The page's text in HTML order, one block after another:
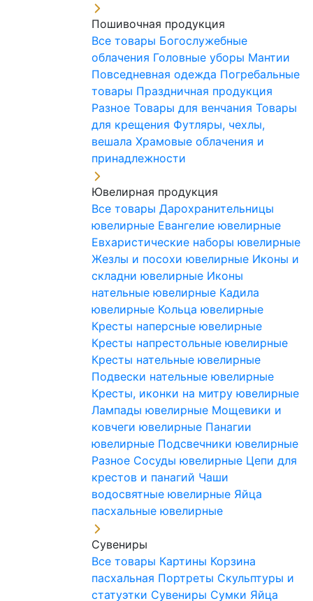
Пошивочная продукция
Все товары Богослужебные
облачения Головные уборы Мантии
Повседневная одежда Погребальные
товары Праздничная продукция
Разное Товары для венчания Товары
для крещения Футляры, чехлы,
вешала Храмовые облачения и
принадлежности
Ювелирная продукция
Все товары Дарохранительницы
ювелирные Евангелие ювелирные
Евхаристические наборы ювелирные
Жезлы и посохи ювелирные Иконы и
складни ювелирные Иконы
нательные ювелирные Кадила
ювелирные Кольца ювелирные
Кресты наперсные ювелирные
Кресты напрестольные ювелирные
Кресты нательные ювелирные
Подвески нательные ювелирные
Кресты, иконки на митру ювелирные
Лампады ювелирные Мощевики и
ковчеги ювелирные Панагии
ювелирные Подсвечники ювелирные
Разное Сосуды ювелирные Цепи для
крестов и панагий Чаши
водосвятные ювелирные Яйца
пасхальные ювелирные
Сувениры
Все товары Картины Корзина
пасхальная Портреты Скульптуры и
статуэтки Сувениры Сумки Яйца